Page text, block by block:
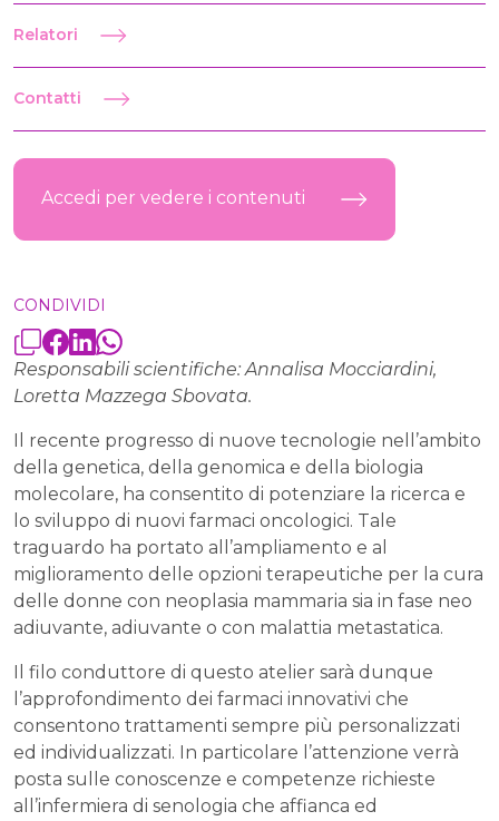
Relatori
Contatti
Accedi per vedere i contenuti
CONDIVIDI
Responsabili scientifiche: Annalisa Mocciardini,
Loretta Mazzega Sbovata.
Il recente progresso di nuove tecnologie nell’ambito
della genetica, della genomica e della biologia
molecolare, ha consentito di potenziare la ricerca e
lo sviluppo di nuovi farmaci oncologici. Tale
traguardo ha portato all’ampliamento e al
miglioramento delle opzioni terapeutiche per la cura
delle donne con neoplasia mammaria sia in fase neo
adiuvante, adiuvante o con malattia metastatica.
Il filo conduttore di questo atelier sarà dunque
l’approfondimento dei farmaci innovativi che
consentono trattamenti sempre più personalizzati
ed individualizzati. In particolare l’attenzione verrà
posta sulle conoscenze e competenze richieste
all’infermiera di senologia che affianca ed